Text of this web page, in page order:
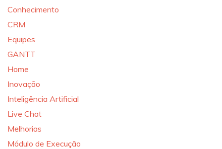
Conhecimento
CRM
Equipes
GANTT
Home
Inovação
Inteligência Artificial
Live Chat
Melhorias
Módulo de Execução